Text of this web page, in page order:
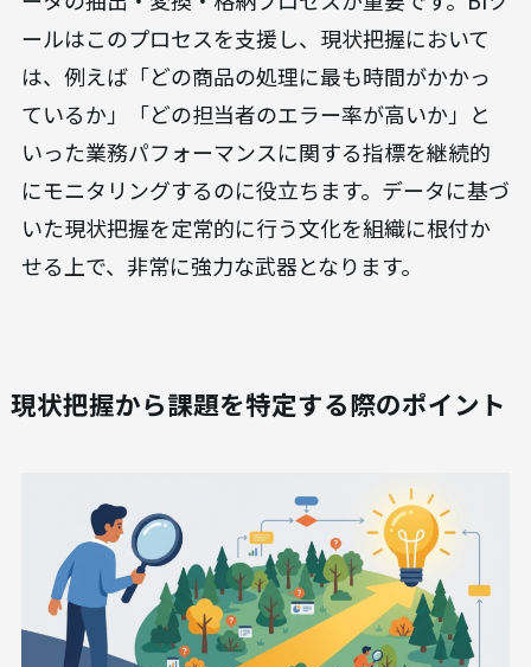
ールはこのプロセスを支援し、現状把握において
は、例えば「どの商品の処理に最も時間がかかっ
ているか」「どの担当者のエラー率が高いか」と
いった業務パフォーマンスに関する指標を継続的
にモニタリングするのに役立ちます。データに基づ
いた現状把握を定常的に行う文化を組織に根付か
せる上で、非常に強力な武器となります。
現状把握から課題を特定する際のポイント